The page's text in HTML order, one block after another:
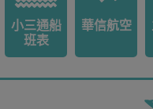
小三通船
班表
華信航空